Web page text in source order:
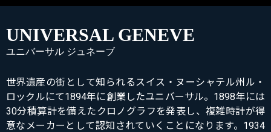
UNIVERSAL GENEVE
ユニバーサル ジュネーブ
世界遺産の街として知られるスイス・ヌーシャテル州ル・
ロックルにて1894年に創業したユニバーサル。1898年には
30分積算計を備えたクロノグラフを発表し、複雑時計が得
意なメーカーとして認知されていくことになります。1934